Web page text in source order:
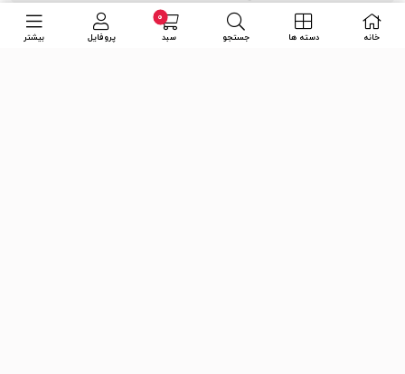
خانه دسته ها جستجو
0
سبد پروفایل بیشتر حریم خصوصی